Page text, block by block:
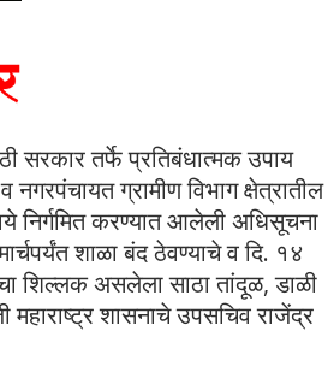
सरकार तर्फे प्रतिबंधात्मक उपाय
ग्रामीण विभाग क्षेत्रातील
निर्गमित करण्यात आलेली अधिसूचना
शाळा बंद ठेवण्याचे व दि. १४
शिल्लक असलेला साठा तांदूळ, डाळी
महाराष्ट्र शासनाचे उपसचिव राजेंद्र